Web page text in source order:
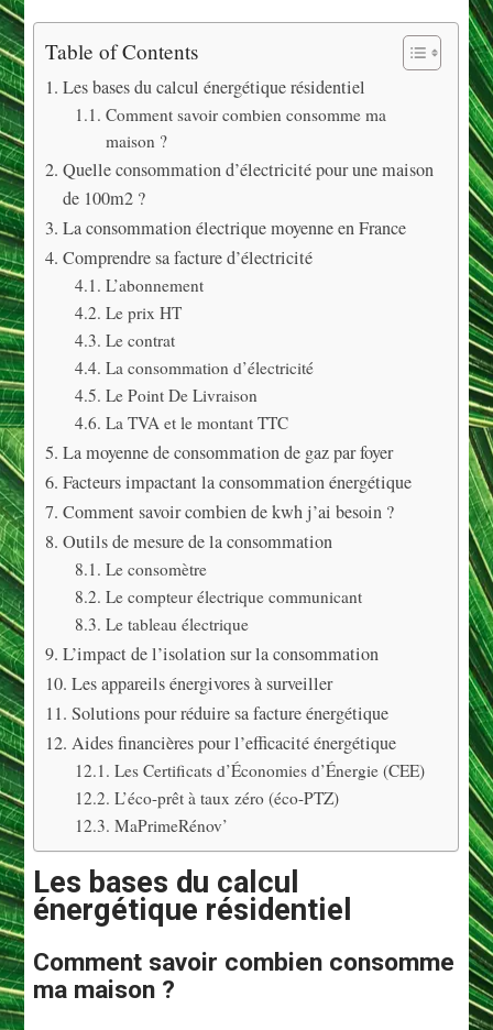
Table of Contents
Les bases du calcul énergétique résidentiel
Comment savoir combien consomme ma
maison ?
Quelle consommation d’électricité pour une maison
de 100m2 ?
La consommation électrique moyenne en France
Comprendre sa facture d’électricité
L’abonnement
Le prix HT
Le contrat
La consommation d’électricité
Le Point De Livraison
La TVA et le montant TTC
La moyenne de consommation de gaz par foyer
Facteurs impactant la consommation énergétique
Comment savoir combien de kwh j’ai besoin ?
Outils de mesure de la consommation
Le consomètre
Le compteur électrique communicant
Le tableau électrique
L’impact de l’isolation sur la consommation
Les appareils énergivores à surveiller
Solutions pour réduire sa facture énergétique
Aides financières pour l’efficacité énergétique
Les Certificats d’Économies d’Énergie (CEE)
L’éco-prêt à taux zéro (éco-PTZ)
MaPrimeRénov’
Les bases du calcul
énergétique résidentiel
Comment savoir combien consomme
ma maison ?